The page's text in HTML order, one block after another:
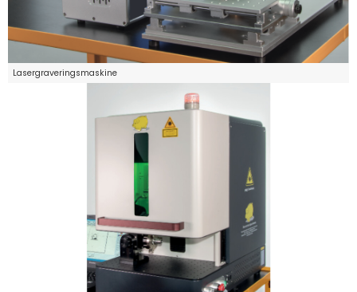
Lasergraveringsmaskine